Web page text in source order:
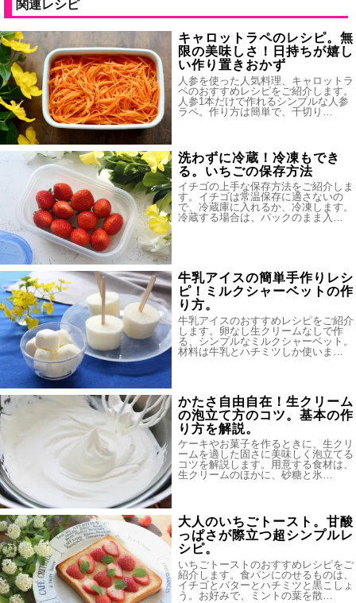
関連レシピ
キャロットラペのレシピ。無
限の美味しさ！日持ちが嬉し
い作り置きおかず
人参を使った人気料理、キャロットラ
ペのおすすめレシピをご紹介します。
人参1本だけで作れるシンプルな人参
ラペ。作り方は簡単で、千切り…
洗わずに冷蔵！冷凍もでき
る。いちごの保存方法
イチゴの上手な保存方法をご紹介しま
す。イチゴは常温保存に適さないの
で、冷蔵庫に入れるか、冷凍します。
冷蔵する場合は、パックのまま入…
牛乳アイスの簡単手作りレシ
ピ！ミルクシャーベットの作
り方。
牛乳アイスのおすすめレシピをご紹介
します。卵なし生クリームなしで作
る、シンプルなミルクシャーベット。
材料は牛乳とハチミツしか使いま…
かたさ自由自在！生クリーム
の泡立て方のコツ。基本の作
り方を解説。
ケーキやお菓子を作るときに、生クリ
ームを適した固さに美味しく泡立てる
コツを解説します。用意する食材は、
生クリームのほかに、砂糖と氷…
大人のいちごトースト。甘酸
っぱさが際立つ超シンプルレ
シピ。
いちごトーストのおすすめレシピをご
紹介します。食パンにのせるものは、
イチゴとバターとハチミツと黒こしょ
う。お好みで、ミントの葉を散…